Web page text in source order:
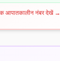
आपातकालीन नंबर देखें→